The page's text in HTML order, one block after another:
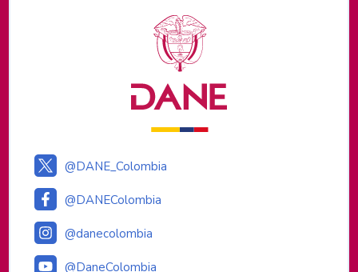
Logos institucionales
@DANE_Colombia
@DANEColombia
@danecolombia
@DaneColombia